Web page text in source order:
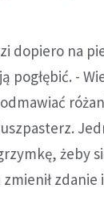
dopiero na
pogłębić. -
żeby
zdanie